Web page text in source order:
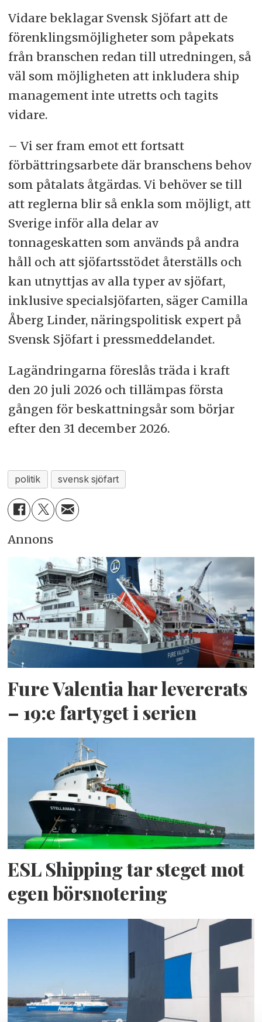
Vidare beklagar Svensk Sjöfart att de
förenklingsmöjligheter som påpekats
från branschen redan till utredningen, så
väl som möjligheten att inkludera ship
management inte utretts och tagits
vidare.
– Vi ser fram emot ett fortsatt
förbättringsarbete där branschens behov
som påtalats åtgärdas. Vi behöver se till
att reglerna blir så enkla som möjligt, att
Sverige inför alla delar av
tonnageskatten som används på andra
håll och att sjöfartsstödet återställs och
kan utnyttjas av alla typer av sjöfart,
inklusive specialsjöfarten, säger Camilla
Åberg Linder, näringspolitisk expert på
Svensk Sjöfart i pressmeddelandet.
Lagändringarna föreslås träda i kraft
den 20 juli 2026 och tillämpas första
gången för beskattningsår som börjar
efter den 31 december 2026.
politik svensk sjöfart
Annons
Fure Valentia har levererats
– 19:e fartyget i serien
ESL Shipping tar steget mot
egen börsnotering